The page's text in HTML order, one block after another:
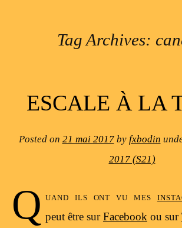
Tag Archives:
ESCALE À LA
Posted on 21 mai 2017by fxbodin
2017 (S21)
Q uand ils ont vu mes
peut être surFacebook ou sur